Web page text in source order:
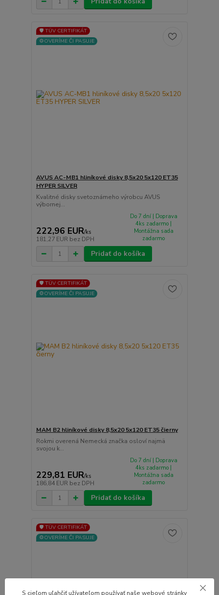
🛡️ TÜV CERTIFIKÁT
⚙️OVERÍME ČI PASUJE
AVUS AC-MB1 hliníkové disky 8,5x20 5x120 ET35
HYPER SILVER
Kvalitné disky svetoznámeho výrobcu AVUS
výbornej...
222,96 EUR/ks
181,27 EUR bez DPH
Do 7 dní | Doprava
4ks zadarmo |
Montážna sada
zadarmo
Pridať do košíka
🛡️ TÜV CERTIFIKÁT
⚙️OVERÍME ČI PASUJE
MAM B2 hliníkové disky 8,5x20 5x120 ET35 čierny
Rokmi overená Nemecká značka osloví najmä
svojou k...
229,81 EUR/ks
186,84 EUR bez DPH
Do 7 dní | Doprava
4ks zadarmo |
Montážna sada
zadarmo
Pridať do košíka
🛡️ TÜV CERTIFIKÁT
⚙️OVERÍME ČI PASUJE
S cieľom uľahčiť užívateľom používať naše webové stránky